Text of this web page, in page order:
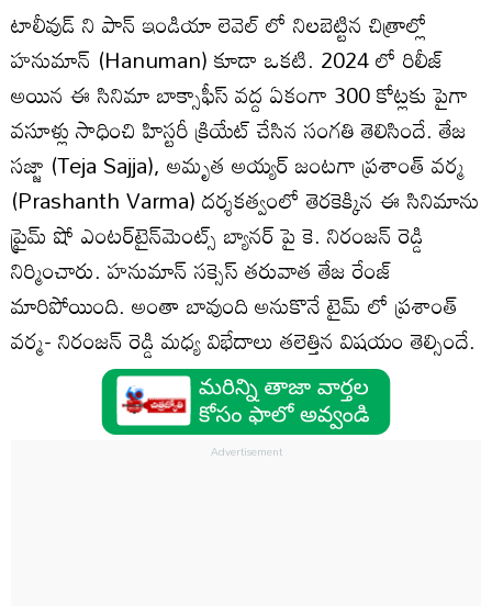
టాలీవుడ్ ని పాన్ ఇండియా లెవెల్ లో నిలబెట్టిన చిత్రాల్లో
హనుమాన్ (Hanuman) కూడా ఒకటి. 2024 లో రిలీజ్
అయిన ఈ సినిమా బాక్సాఫీస్ వద్ద ఏకంగా 300 కోట్లకు పైగా
వసూళ్లు సాధించి హిస్టరీ క్రియేట్ చేసిన సంగతి తెలిసిందే. తేజ
సజ్జా (Teja Sajja), అమృత అయ్యర్ జంటగా ప్రశాంత్ వర్మ
(Prashanth Varma) దర్శకత్వంలో తెరకెక్కిన ఈ సినిమాను
ప్రైమ్ షో ఎంటర్‌టైన్‌మెంట్స్ బ్యానర్ పై కె. నిరంజన్ రెడ్డి
నిర్మించారు. హనుమాన్ సక్సెస్ తరువాత తేజ రేంజ్
మారిపోయింది. అంతా బావుంది అనుకొనే టైమ్ లో ప్రశాంత్
వర్మ- నిరంజన్ రెడ్డి మధ్య విభేదాలు తలెత్తిన విషయం తెల్సిందే.